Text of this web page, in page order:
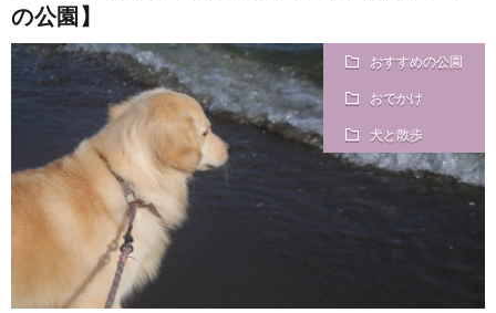
の公園】
おすすめの公園
おでかけ
犬と散歩